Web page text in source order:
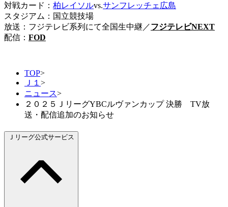
対戦カード： 柏レイソルvs.サンフレッチェ広島
スタジアム：国立競技場
放送：フジテレビ系列にて全国生中継／フジテレビNEXT
配信： FOD
TOP>
Ｊ１ >
ニュース>
２０２５ＪリーグYBCルヴァンカップ 決勝 TV放
送・配信追加のお知らせ
Ｊリーグ公式サービス